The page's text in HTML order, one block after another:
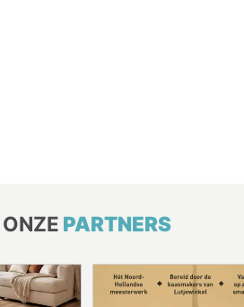
ONZE PARTNERS